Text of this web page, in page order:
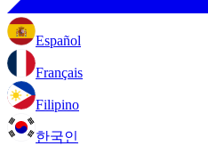
Español
Français
Filipino
한국인